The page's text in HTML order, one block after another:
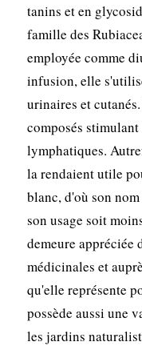
tanins et en
famille des
employée comme
infusion, elle
urinaires et
composés
lymphatiques.
la rendaient utile
blanc, d'où son
son usage soit
demeure appréciée
médicinales et
qu'elle représente
possède aussi une
les jardins